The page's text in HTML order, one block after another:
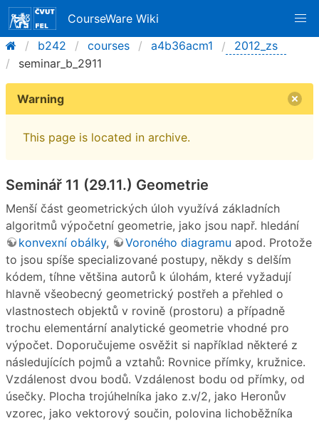
CourseWare Wiki
b242
courses a4b36acm1
2012_zs
seminar_b_2911
Warning
This page is located in archive.
Seminář 11 (29.11.) Geometrie
Menší část geometrických úloh využívá základních
algoritmů výpočetní geometrie, jako jsou např. hledání
konvexní obálky, Voroného diagramu apod. Protože
to jsou spíše specializované postupy, někdy s delším
kódem, tíhne většina autorů k úlohám, které vyžadují
hlavně všeobecný geometrický postřeh a přehled o
vlastnostech objektů v rovině (prostoru) a případně
trochu elementární analytické geometrie vhodné pro
výpočet. Doporučujeme osvěžit si například některé z
následujících pojmů a vztahů: Rovnice přímky, kružnice.
Vzdálenost dvou bodů. Vzdálenost bodu od přímky, od
úsečky. Plocha trojúhelníka jako z.v/2, jako Heronův
vzorec, jako vektorový součin, polovina lichoběžníka